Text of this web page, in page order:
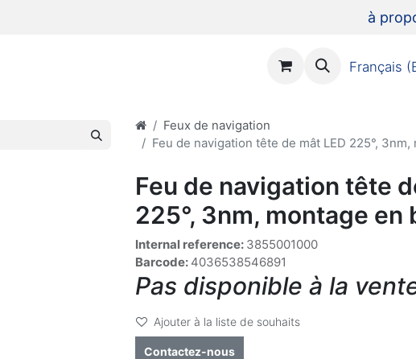
à
Français
Feux de navigation
Feu de navigation tête de mât LED 225°,
Feu de navigation tête
225°, 3nm, montage en
Internal reference: 3855001000
Barcode: 4036538546891
Pas disponible à la
Ajouter à la liste de souhaits
Contactez-nous